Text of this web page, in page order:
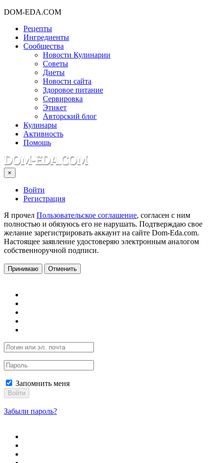
DOM-EDA.COM
Рецепты
Ингредиенты
Сообщества
Новости Кулинарии
Советы
Диеты
Новости сайта
Здоровое питание
Сервировка
Этикет
Авторский блог
Кулинары
Активность
Помощь
×
Войти
Регистрация
Я прочел Пользовательское соглашение, согласен с ним
полностью и обязуюсь его не нарушать. Подтверждаю свое
желание зарегистрировать аккаунт на сайте Dom-Eda.com.
Настоящее заявление удостоверяю электронным аналогом
собственноручной подписи.
Принимаю Отменить
Запомнить меня
Войти
Забыли пароль?